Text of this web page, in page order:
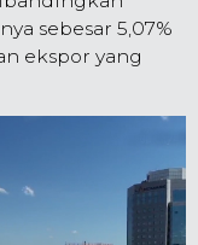
sebesar 5,07%
ekspor yang